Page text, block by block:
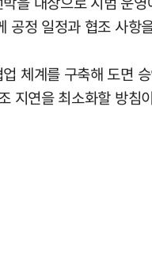
공정 일정과 협조 사항
체계를 구축해 도면
지연을 최소화할 방침